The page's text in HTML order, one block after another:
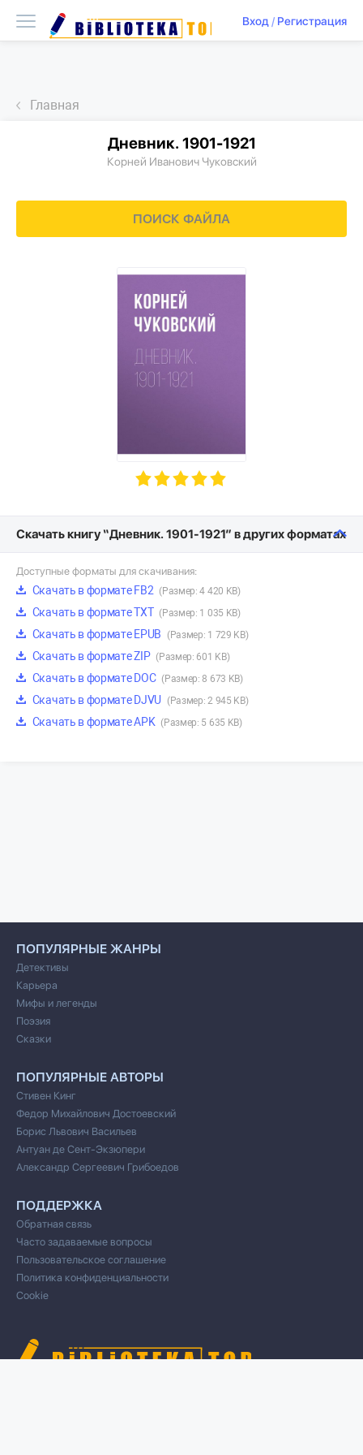
Вход/ Регистрация
Главная
Дневник. 1901-1921
Корней Иванович Чуковский
ПОИСК ФАЙЛА
Скачать книгу “Дневник. 1901-1921” в других форматах
Доступные форматы для скачивания:
Скачать в формате FB2 (Размер: 4 420 KB)
Скачать в формате TXT (Размер: 1 035 KB)
Скачать в формате EPUB (Размер: 1 729 KB)
Скачать в формате ZIP (Размер: 601 KB)
Скачать в формате DOC (Размер: 8 673 KB)
Скачать в формате DJVU (Размер: 2 945 KB)
Скачать в формате APK (Размер: 5 635 KB)
ПОПУЛЯРНЫЕ ЖАНРЫ
Детективы
Карьера
Мифы и легенды
Поэзия
Сказки
ПОПУЛЯРНЫЕ АВТОРЫ
Стивен Кинг
Федор Михайлович Достоевский
Борис Львович Васильев
Антуан де Сент-Экзюпери
Александр Сергеевич Грибоедов
ПОДДЕРЖКА
Обратная связь
Часто задаваемые вопросы
Пользовательское соглашение
Политика конфиденциальности
Cookie